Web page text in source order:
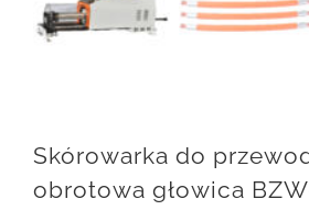
Skórowarka do
obrotowa głowica